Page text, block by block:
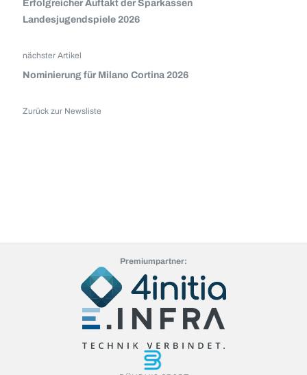
Erfolgreicher Auftakt der Sparkassen
Landesjugendspiele 2026
nächster Artikel
Nominierung für Milano Cortina 2026
Zurück zur Newsliste
Premiumpartner: